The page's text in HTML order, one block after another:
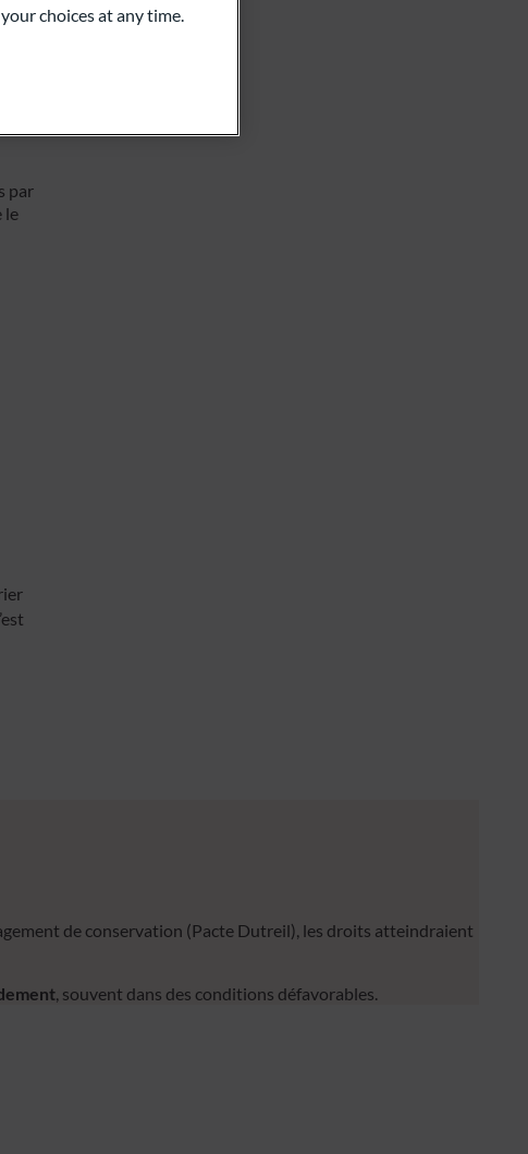
par
le
de conservation (Pacte Dutreil), les droits atteindraient
, souvent dans des conditions défavorables.
choices at any time.